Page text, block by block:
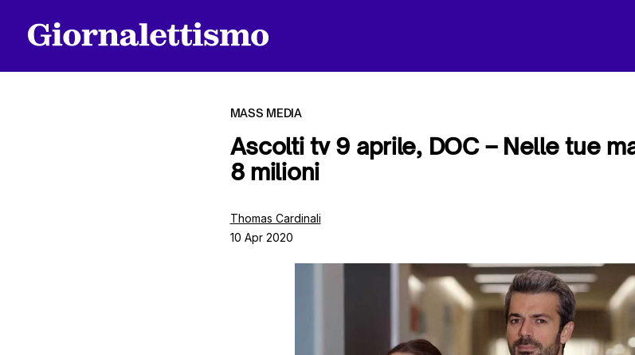
MASS MEDIA
Ascolti tv 9 aprile, DOC – Nelle tue
8 milioni
Thomas Cardinali
10 Apr 2020